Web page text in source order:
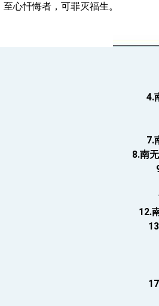
至心忏悔者，可罪灭福生。
4.
7.
8.南
12.